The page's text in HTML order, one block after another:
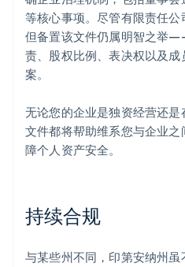
等核心事项。尽管有限责任公
但备置该文件仍属明智之举
责、股权比例、表决权以及
案。
无论您的企业是独资经营还
文件都将帮助维系您与企业
障个人资产安全。
持续合规
与某些州不同，印第安纳州